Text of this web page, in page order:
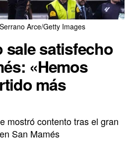
Arce/Getty Images
sale satisfecho
«Hemos
más
mostró contento tras el gran
San Mamés